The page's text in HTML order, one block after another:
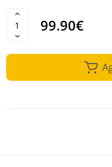
99.90€